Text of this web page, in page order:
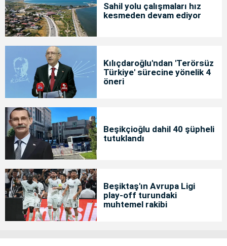
Sahil yolu çalışmaları hız
kesmeden devam ediyor
Kılıçdaroğlu'ndan 'Terörsüz
Türkiye' sürecine yönelik 4
öneri
Beşikçioğlu dahil 40 şüpheli
tutuklandı
Beşiktaş'ın Avrupa Ligi
play-off turundaki
muhtemel rakibi